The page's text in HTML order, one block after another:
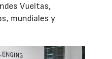
Vueltas,
mundiales y